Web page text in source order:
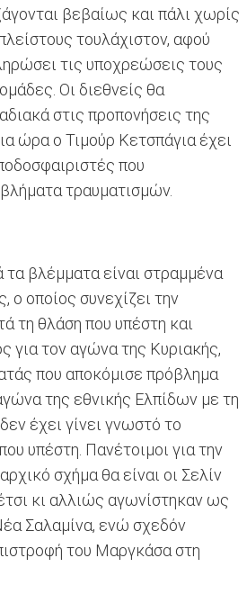
βεβαίως και πάλι χωρίς
τουλάχιστον, αφού
τις υποχρεώσεις τους
Οι διεθνείς θα
στις προπονήσεις της
ώρα ο Τιμούρ Κετσπάγια έχει
που
τραυματισμών.
βλέμματα είναι στραμμένα
ο οποίος συνεχίζει την
τη θλάση που υπέστη και
για τον αγώνα της Κυριακής,
που αποκόμισε πρόβλημα
της εθνικής Ελπίδων με τη
έχει γίνει γνωστό το
υπέστη. Πανέτοιμοι για την
σχήμα θα είναι οι Σελίν
κι αλλιώς αγωνίστηκαν ως
Σαλαμίνα, ενώ σχεδόν
του Μαργκάσα στη